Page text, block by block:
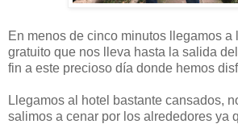
En menos de cinco minutos llegamos a
gratuito que nos lleva hasta la salida
fin a este precioso día donde hemos
Llegamos al hotel bastante cansados,
salimos a cenar por los alrededores ya